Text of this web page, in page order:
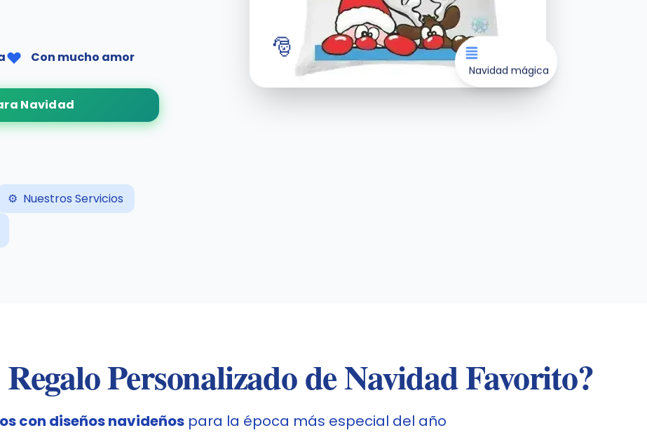
Con mucho amor
Navidad
⚙️ Nuestros Servicios
Navidad mágica
🎅
Personalizado de Navidad Favorito?
con diseños navideñospara la época más especial del año